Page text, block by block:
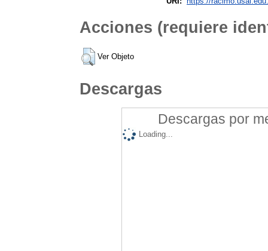
Acciones (requiere
Ver Objeto
Descargas
Descargas por
Loading...